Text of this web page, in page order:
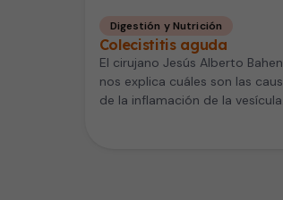
Digestión y Nutrición
Colecistitis aguda
El cirujano Jesús Alberto
nos explica cuáles son las
de la inflamación de la vesícula.